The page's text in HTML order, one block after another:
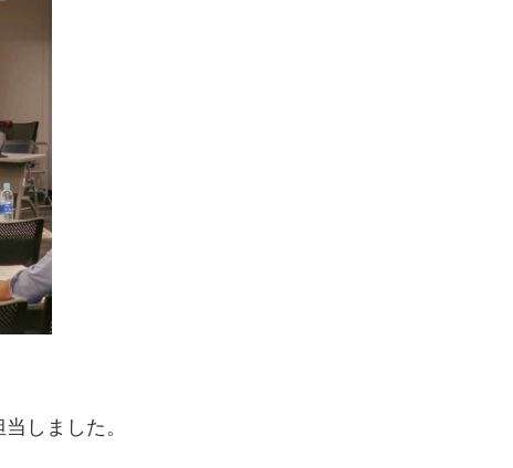
しました。